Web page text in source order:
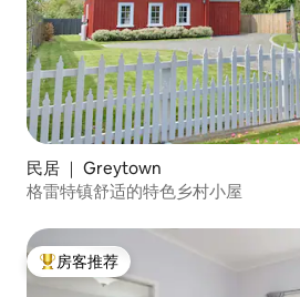
民居 ｜ Greytown
格雷特镇舒适的特色乡村小屋
热门「房客推荐」
房客推荐